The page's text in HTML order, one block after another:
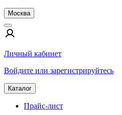
Москва
Личный кабинет
Войдите или зарегистрируйтесь
Каталог
Прайс-лист